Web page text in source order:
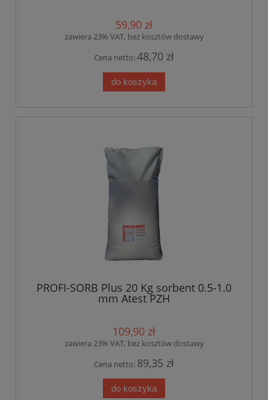
59,90 zł
zawiera 23% VAT, bez kosztów dostawy
Cena netto:48,70 zł
do koszyka
PROFI-SORB Plus 20 Kg sorbent 0.5-1.0
mm Atest PZH
109,90 zł
zawiera 23% VAT, bez kosztów dostawy
Cena netto: 89,35 zł
do koszyka